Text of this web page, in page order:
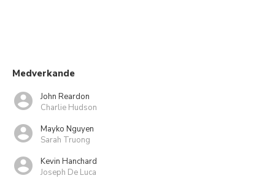
Medverkande
John Reardon
Charlie Hudson
Mayko Nguyen
Sarah Truong
Kevin Hanchard
Joseph De Luca